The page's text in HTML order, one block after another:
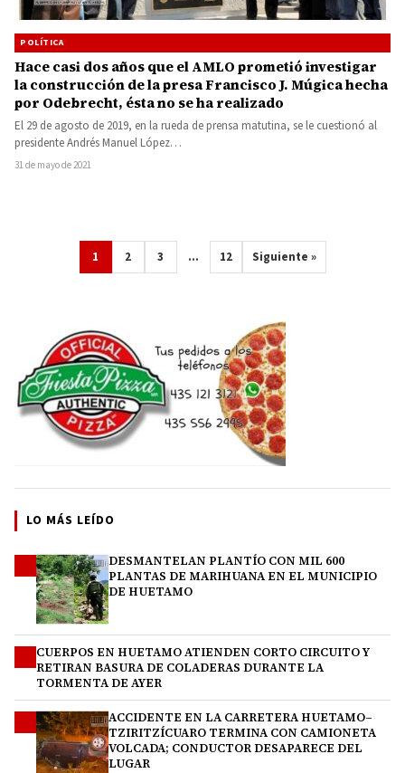
POLÍTICA
Hace casi dos años que el AMLO prometió investigar
la construcción de la presa Francisco J. Múgica hecha
por Odebrecht, ésta no se ha realizado
El 29 de agosto de 2019, en la rueda de prensa matutina, se le cuestionó al
presidente Andrés Manuel López…
31 de mayo de 2021
1 2 3 … 12 Siguiente »
LO MÁS LEÍDO
DESMANTELAN PLANTÍO CON MIL 600
PLANTAS DE MARIHUANA EN EL MUNICIPIO
DE HUETAMO
CUERPOS EN HUETAMO ATIENDEN CORTO CIRCUITO Y
RETIRAN BASURA DE COLADERAS DURANTE LA
TORMENTA DE AYER
ACCIDENTE EN LA CARRETERA HUETAMO–
TZIRITZÍCUARO TERMINA CON CAMIONETA
VOLCADA; CONDUCTOR DESAPARECE DEL
LUGAR